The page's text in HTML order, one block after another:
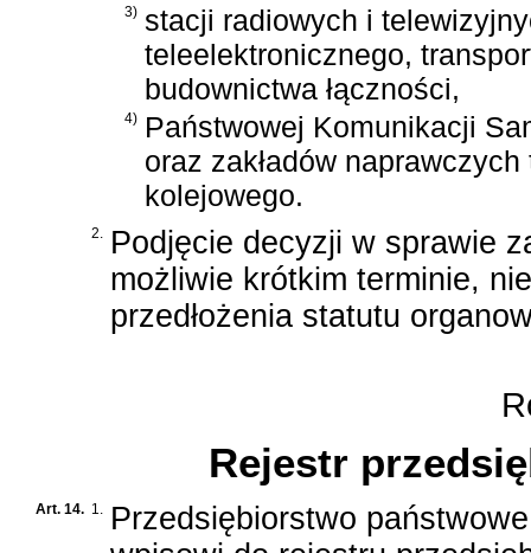
3) stacji radiowych i
teleelektronicznego,
budownictwa łączności,
4) Państwowej Komunikacji
oraz zakładów naprawczych
kolejowego.
2. Podjęcie decyzji w sprawie
możliwie krótkim terminie,
przedłożenia statutu
Rejestr
Art. 14. 1. Przedsiębiorstwo